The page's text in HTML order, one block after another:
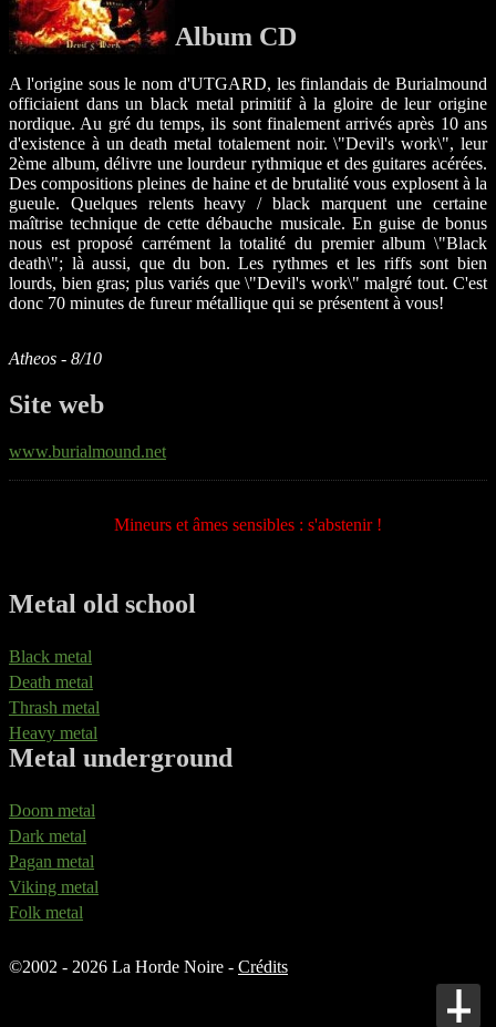
Album CD
A l'origine sous le nom d'UTGARD, les finlandais de Burialmound
officiaient dans un black metal primitif à la gloire de leur origine
nordique. Au gré du temps, ils sont finalement arrivés après 10 ans
d'existence à un death metal totalement noir. \"Devil's work\", leur
2ème album, délivre une lourdeur rythmique et des guitares acérées.
Des compositions pleines de haine et de brutalité vous explosent à la
gueule. Quelques relents heavy / black marquent une certaine
maîtrise technique de cette débauche musicale. En guise de bonus
nous est proposé carrément la totalité du premier album \"Black
death\"; là aussi, que du bon. Les rythmes et les riffs sont bien
lourds, bien gras; plus variés que \"Devil's work\" malgré tout. C'est
donc 70 minutes de fureur métallique qui se présentent à vous!
Atheos - 8/10
Site web
www.burialmound.net
Mineurs et âmes sensibles : s'abstenir !
Metal old school
Black metal
Death metal
Thrash metal
Heavy metal
Metal underground
Doom metal
Dark metal
Pagan metal
Viking metal
Folk metal
©2002 - 2026 La Horde Noire - Crédits